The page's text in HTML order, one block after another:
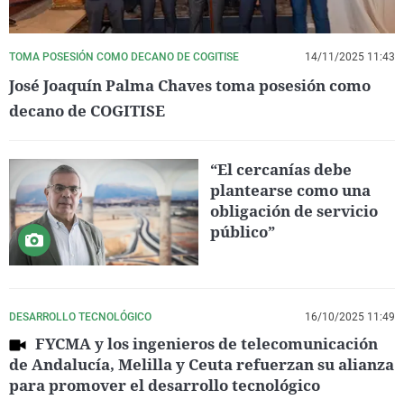
TOMA POSESIÓN COMO DECANO DE COGITISE 14/11/2025 11:43
José Joaquín Palma Chaves toma posesión como
decano de COGITISE
“El cercanías debe
plantearse como una
obligación de servicio
público”
DESARROLLO TECNOLÓGICO 16/10/2025 11:49
FYCMA y los ingenieros de telecomunicación
de Andalucía, Melilla y Ceuta refuerzan su alianza
para promover el desarrollo tecnológico